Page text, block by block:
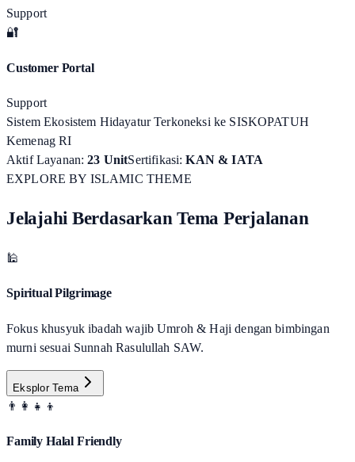
Support
🔐
Customer Portal
Support
Sistem Ekosistem Hidayatur Terkoneksi ke SISKOPATUH
Kemenag RI
Aktif Layanan:23 UnitSertifikasi:KAN & IATA
EXPLORE BY ISLAMIC THEME
Jelajahi Berdasarkan Tema Perjalanan
🕌
Spiritual Pilgrimage
Fokus khusyuk ibadah wajib Umroh & Haji dengan bimbingan
murni sesuai Sunnah Rasulullah SAW.
Eksplor Tema
👨‍👩‍👧‍👦
Family Halal Friendly